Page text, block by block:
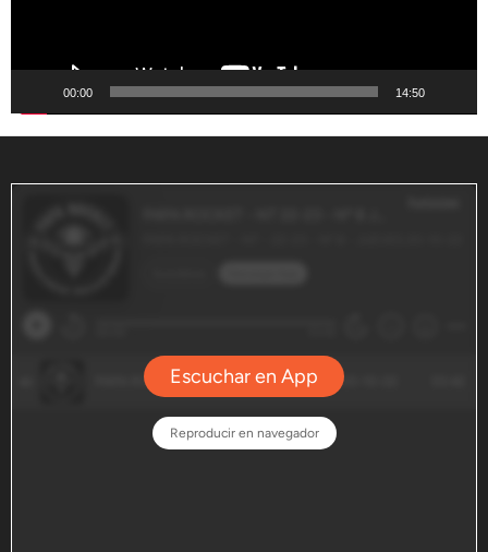
00:00 14:50